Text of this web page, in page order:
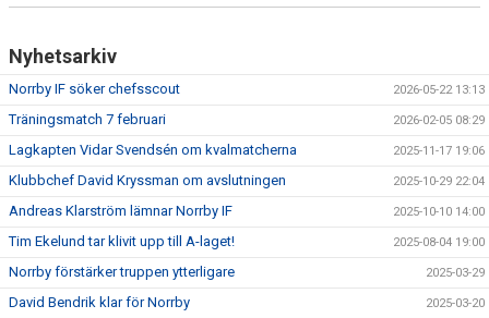
Nyhetsarkiv
Norrby IF söker chefsscout 2026-05-22 13:13
Träningsmatch 7 februari 2026-02-05 08:29
Lagkapten Vidar Svendsén om kvalmatcherna 2025-11-17 19:06
Klubbchef David Kryssman om avslutningen 2025-10-29 22:04
Andreas Klarström lämnar Norrby IF 2025-10-10 14:00
Tim Ekelund tar klivit upp till A-laget! 2025-08-04 19:00
Norrby förstärker truppen ytterligare 2025-03-29
David Bendrik klar för Norrby 2025-03-20